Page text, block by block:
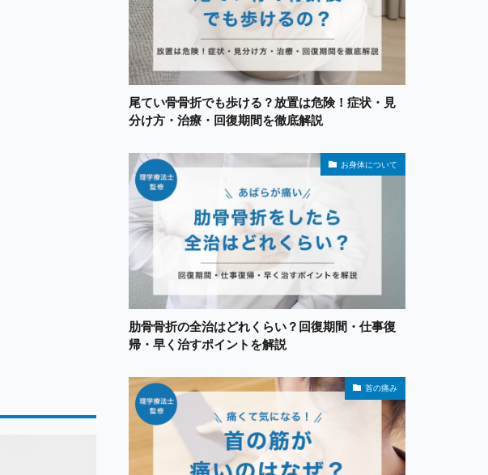
尾てい骨骨折でも歩ける？放置は危険！症状・見
分け方・治療・回復期間を徹底解説
お身体について
肋骨骨折の全治はどれくらい？回復期間・仕事復
帰・早く治すポイントを解説
首の痛み